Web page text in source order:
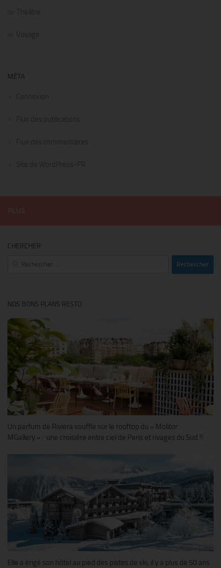
Théâtre
Voyage
MÉTA
Connexion
Flux des publications
Flux des commentaires
Site de WordPress-FR
CHERCHER
Rechercher :
NOS BONS PLANS RESTO
Un parfum de Riviera souffle sur le rooftop du « Molitor
MGallery » : une croisière entre ciel de Paris et rivages du Sud !!
Elle a érigé son hôtel au pied des pistes de ski, il y a plus de 50 ans